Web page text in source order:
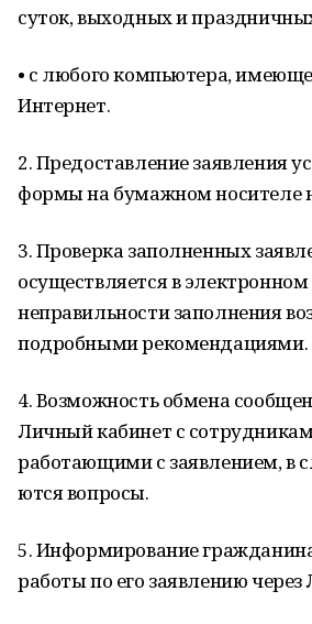
суток, выходных и
• с любого компьютера,
Интернет.
2. Предоставление заявле­ния
формы на бумажном носителе
3. Проверка заполненных
осуществляется в электронном
неправильности заполнения
подробными рекомендациями.
4. Возможность обмена
Личный кабинет с
работающими с за­явлением, в
ются вопросы.
5. Информирование
работы по его заявлению